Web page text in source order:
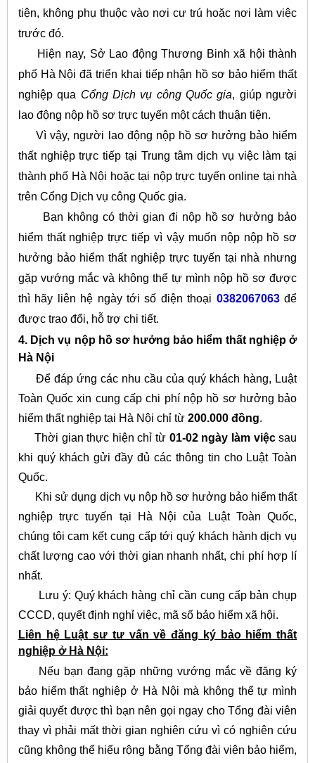
tiện, không phụ thuộc vào nơi cư trú hoặc nơi làm việc
trước đó.
Hiện nay, Sở Lao động Thương Binh xã hội thành
phố Hà Nội đã triển khai tiếp nhận hồ sơ bảo hiểm thất
nghiệp qua Cổng Dịch vụ công Quốc gia, giúp người
lao động nộp hồ sơ trực tuyến một cách thuận tiện.
Vì vậy, người lao động nộp hồ sơ hưởng bảo hiểm
thất nghiệp trực tiếp tại Trung tâm dịch vụ việc làm tại
thành phố Hà Nội hoặc tại nộp trực tuyến online tại nhà
trên Cổng Dịch vụ công Quốc gia.
Bạn không có thời gian đi nộp hồ sơ hưởng bảo
hiểm thất nghiệp trực tiếp vì vậy muốn nộp nộp hồ sơ
hưởng bảo hiểm thất nghiệp trực tuyến tại nhà nhưng
gặp vướng mắc và không thể tự mình nộp hồ sơ được
thì hãy liên hệ ngày tới số điện thoại 0382067063để
được trao đổi, hỗ trợ chi tiết.
4. Dịch vụ nộp hồ sơ hưởng bảo hiểm thất nghiệp ở
Hà Nội
Để đáp ứng các nhu cầu của quý khách hàng, Luật
Toàn Quốc xin cung cấp chi phí nộp hồ sơ hưởng bảo
hiểm thất nghiệp tại Hà Nội chỉ từ 200.000 đồng.
Thời gian thực hiện chỉ từ 01-02 ngày làm việcsau
khi quý khách gửi đầy đủ các thông tin cho Luật Toàn
Quốc.
Khi sử dụng dịch vụ nộp hồ sơ hưởng bảo hiểm thất
nghiệp trực tuyến tại Hà Nội của Luật Toàn Quốc,
chúng tôi cam kết cung cấp tới quý khách hành dịch vụ
chất lượng cao với thời gian nhanh nhất, chi phí hợp lí
nhất.
Lưu ý: Quý khách hàng chỉ cần cung cấp bản chụp
CCCD, quyết định nghỉ việc, mã số bảo hiểm xã hội.
Liên hệ Luật sư tư vấn về đăng ký bảo hiểm thất
nghiệp ở Hà Nội:
Nếu bạn đang gặp những vướng mắc về đăng ký
bảo hiểm thất nghiệp ở Hà Nội mà không thể tự mình
giải quyết được thì bạn nên gọi ngay cho Tổng đài viên
thay vì phải mất thời gian nghiên cứu vì có nghiên cứu
cũng không thể hiểu rộng bằng Tổng đài viên bảo hiểm,